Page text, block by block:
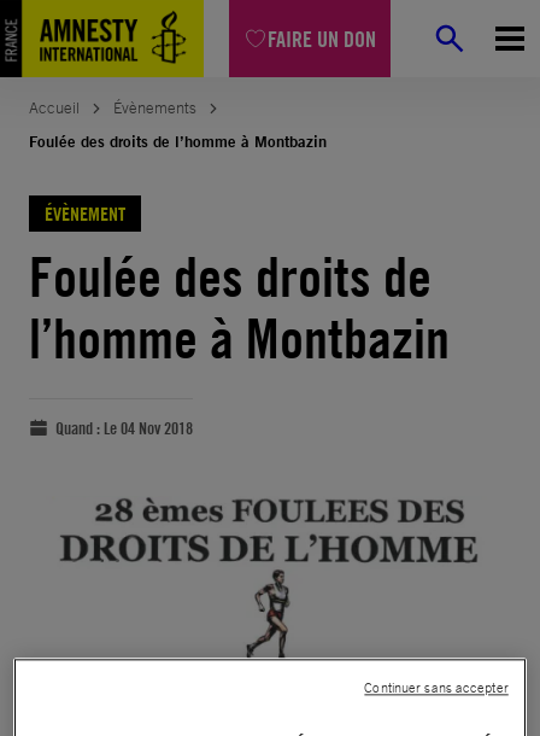
FAIRE UN DON
Accueil
Évènements
Foulée des droits de l’homme à Montbazin
ÉVÈNEMENT
Foulée des droits de
l’homme à Montbazin
Quand : Le 04 Nov 2018
Continuer sans accepter